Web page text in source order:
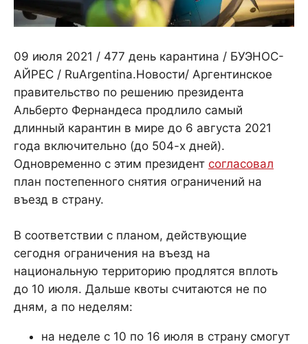
09 июля 2021 / 477 день карантина / БУЭНОС-
АЙРЕС / RuArgentina.Новости/ Аргентинское
правительство по решению президента
Альберто Фернандеса продлило самый
длинный карантин в мире до 6 августа 2021
года включительно (до 504-х дней).
Одновременно с этим президент согласовал
план постепенного снятия ограничений на
въезд в страну.
В соответствии с планом, действующие
сегодня ограничения на въезд на
национальную территорию продлятся вплоть
до 10 июля. Дальше квоты считаются не по
дням, а по неделям:
на неделе с 10 по 16 июля в страну смогут